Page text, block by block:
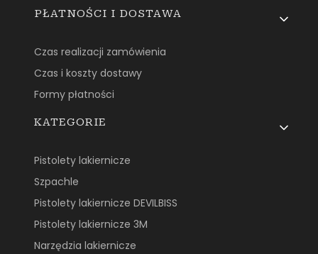
PŁATNOŚCI I DOSTAWA
Czas realizacji zamówienia
Czas i koszty dostawy
Formy płatności
KATEGORIE
Pistolety lakiernicze
Szpachle
Pistolety lakiernicze DEVILBISS
Pistolety lakiernicze 3M
Narzędzia lakiernicze